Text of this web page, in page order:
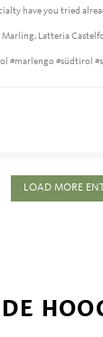
have you tried
Marling, Latteria
#marlengo #südtirol
LOAD MORE